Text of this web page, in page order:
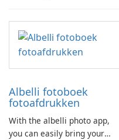
Albelli fotoboek
fotoafdrukken
With the albelli photo app,
you can easily bring your